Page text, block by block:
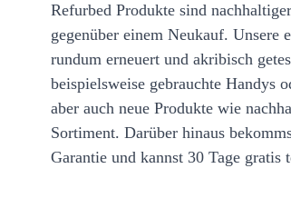
Refurbed Produkte sind
gegenüber einem Neukauf. Unsere
rundum erneuert und akribisch
beispielsweise gebrauchte Handys
aber auch neue Produkte wie
Sortiment. Darüber hinaus
Garantie und kannst 30 Tage gratis